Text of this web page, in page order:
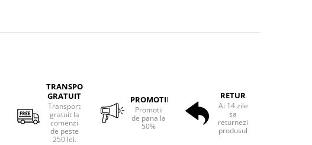
TRANSPORT
GRATUIT
Transport
gratuit la
comenzi
de peste
250 lei.
PROMOTII
Promotii
de pana la
50%
RETUR
Ai 14 zile
sa
returnezi
produsul